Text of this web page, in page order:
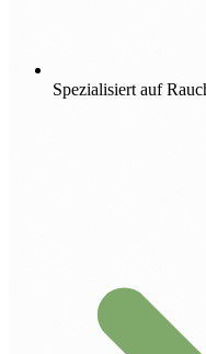
Spezialisiert auf